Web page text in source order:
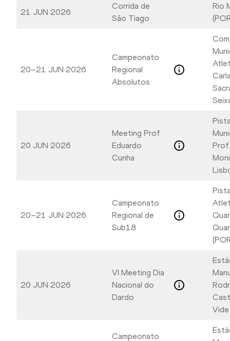
21 JUN 2026
Corrida de
São Tiago
Rio
20–21 JUN 2026
Campeonato
Regional
Absolutos
20 JUN 2026
Meeting Prof
Eduardo
Cunha
20–21 JUN 2026
Campeonato
Regional de
Sub18
20 JUN 2026
VI Meeting Dia
Nacional do
Dardo
Campeonato